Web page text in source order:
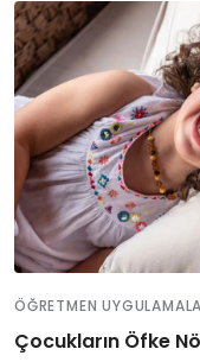
ÖĞRETMEN
Çocukların Öfke